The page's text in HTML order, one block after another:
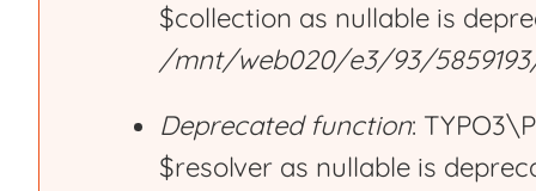
$collection as nullable is
/mnt/web020/e3/93/
Deprecated function:
$resolver as nullable is